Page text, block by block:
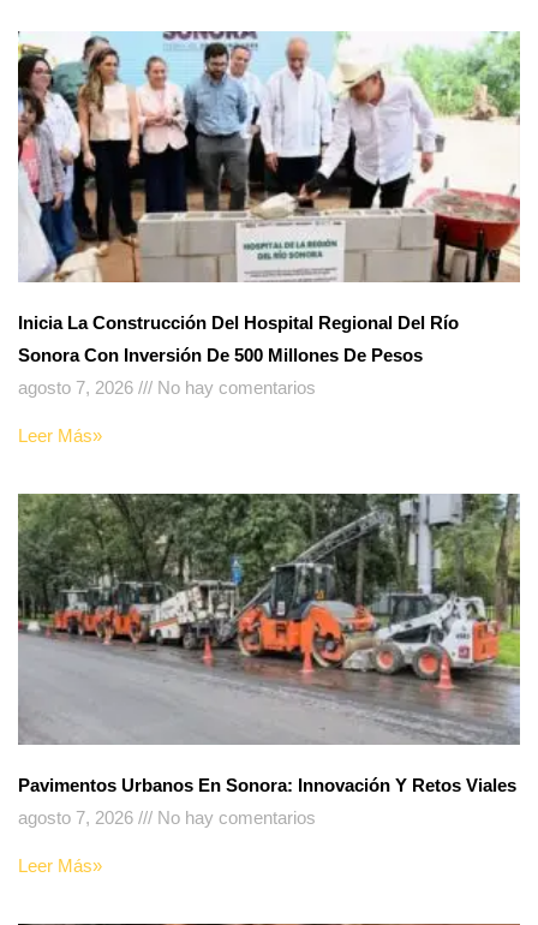
Inicia La Construcción Del Hospital Regional Del Río
Sonora Con Inversión De 500 Millones De Pesos
agosto 7, 2026
No hay comentarios
Leer Más»
Pavimentos Urbanos En Sonora: Innovación Y Retos Viales
agosto 7, 2026
No hay comentarios
Leer Más»